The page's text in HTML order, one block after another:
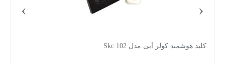
کلید هوشمند کولر آبی مدل Skc 102
‹
›